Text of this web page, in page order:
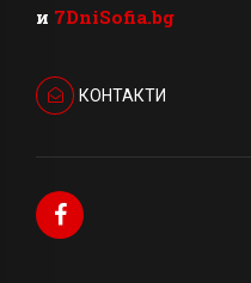
и 7DniSofia.bg
КОНТАКТИ